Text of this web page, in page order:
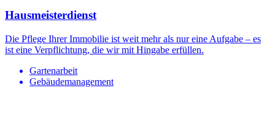
Hausmeisterdienst
Die Pflege Ihrer Immobilie ist weit mehr als nur eine Aufgabe – es
ist eine Verpflichtung, die wir mit Hingabe erfüllen.
Gartenarbeit
Gebäudemanagement